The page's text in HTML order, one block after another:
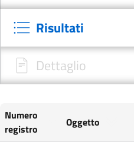
Risultati
Dettaglio
Numero
registro
Oggetto